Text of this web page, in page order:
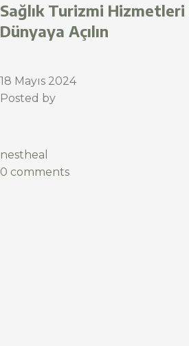
Sağlık Turizmi Hizmetleri
Dünyaya Açılın
18 Mayıs 2024
Posted by
nestheal
0 comments